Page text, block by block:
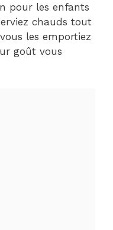
pour les enfants
chauds tout
les emportiez
goût vous